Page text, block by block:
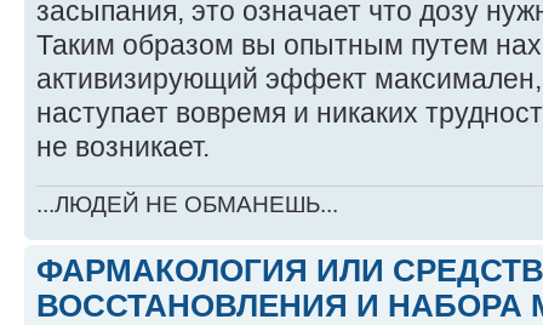
засыпания, это означает что дозу
Таким образом вы опытным путем
активизирующий эффект
наступает вовремя и никаких
не возникает.
...ЛЮДЕЙ НЕ ОБМАНЕШЬ...
ФАРМАКОЛОГИЯ ИЛИ
ВОССТАНОВЛЕНИЯ И НАБОРА